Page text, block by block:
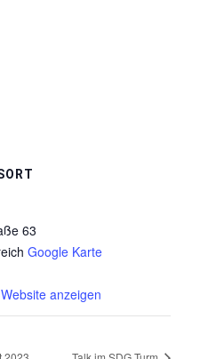
63
Google Karte
anzeigen